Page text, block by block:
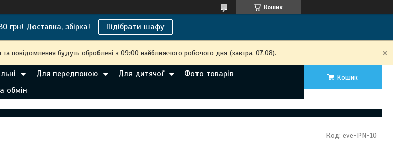
Кошик
грн! Доставка, збірка! Підібрати шафу
повідомлення будуть оброблені з 09:00 найближчого робочого дня (завтра, 07.08).
Для передпокою Для дитячої
Фото товарів
обмін
Кошик
Код: eve-PN-10